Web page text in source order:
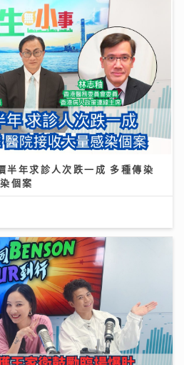
半年求診人次跌一成 多種傳染
個案
臨挑戰 管浩鳴倡善用大灣區及